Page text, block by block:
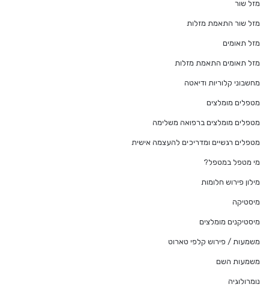
מזל שור
מזל שור התאמת מזלות
מזל תאומים
מזל תאומים התאמת מזלות
מחשבוני קלוריות ודיאטה
מטפלים מומלצים
מטפלים מומלצים ברפואה משלימה
מטפלים רגשיים ומדריכים להעצמה אישית
מי מטפל במטפל?
מילון פירוש חלומות
מיסטיקה
מיסטיקנים מומלצים
משמעות / פירוש קלפי טארוט
משמעות השם
נומרולוגיה